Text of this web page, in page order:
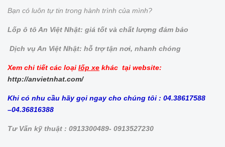
Bạn có luôn tự tin trong hành trình của mình?
Lốp ô tô An Việt Nhật: giá tốt và chất lượng đảm bảo
Dịch vụ An Việt Nhật: hỗ trợ tận nơi, nhanh chóng
Xem chi tiết các loại lốp xe khác tại website:
http://anvietnhat.com/
Khi có nhu cầu hãy gọi ngay cho chúng tôi : 04.38617588
–04.36816388
Tư Vấn kỹ thuật : 0913300489- 0913527230